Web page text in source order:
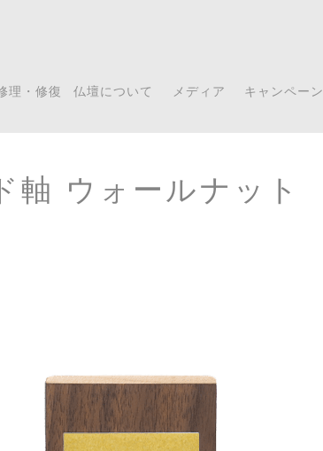
理・修復 仏壇について メディア キャンペーン
軸 ウォールナット